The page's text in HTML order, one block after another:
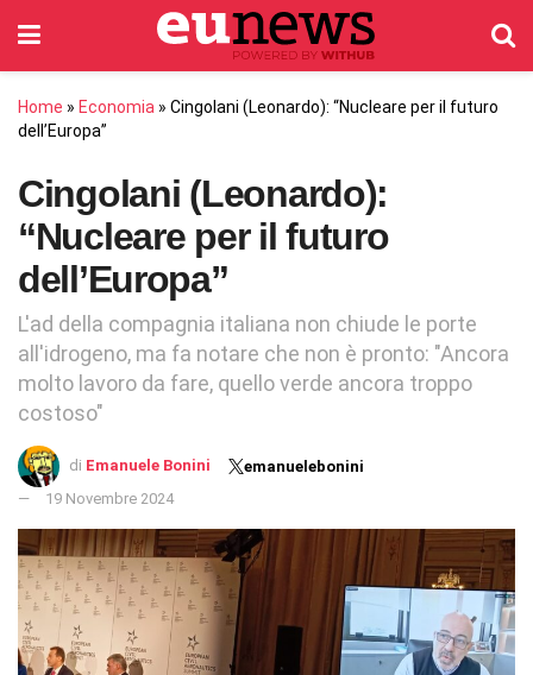
Home » Economia » Cingolani (Leonardo): “Nucleare per il futuro
dell’Europa”
Cingolani (Leonardo):
“Nucleare per il futuro
dell’Europa”
L'ad della compagnia italiana non chiude le porte
all'idrogeno, ma fa notare che non è pronto: "Ancora
molto lavoro da fare, quello verde ancora troppo
costoso"
di Emanuele Bonini
emanuelebonini
19 Novembre 2024